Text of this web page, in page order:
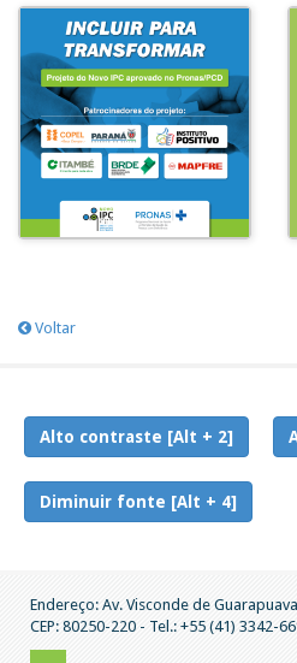
Voltar
Alto contraste [Alt + 2]
Diminuir fonte [Alt + 4]
Endereço: Av. Visconde de
CEP: 80250-220 - Tel.: +55 (41) 3342-